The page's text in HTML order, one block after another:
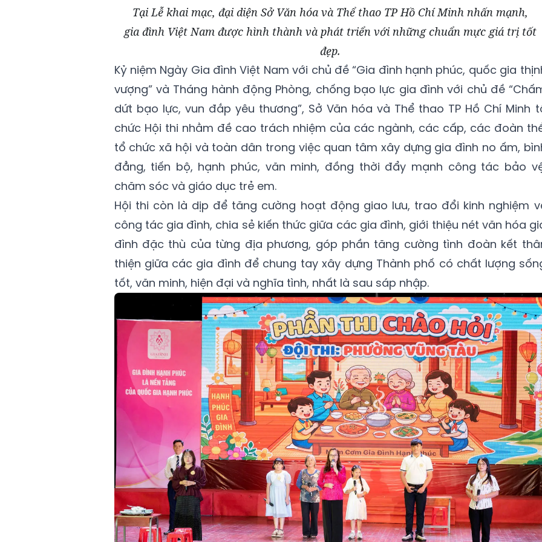
Tại Lễ khai mạc, đại diện Sở Văn hóa và Thể thao TP Hồ Chí Minh nhấn mạnh,
gia đình Việt Nam được hình thành và phát triển với những chuẩn mực giá trị tốt
đẹp.
Kỷ niệm Ngày Gia đình Việt Nam với chủ đề “Gia đình hạnh phúc, quốc gia
vượng” và Tháng hành động Phòng, chống bạo lực gia đình với chủ đề
dứt bạo lực, vun đắp yêu thương”, Sở Văn hóa và Thể thao TP Hồ Chí Minh
chức Hội thi nhằm đề cao trách nhiệm của các ngành, các cấp, các đoàn
tổ chức xã hội và toàn dân trong việc quan tâm xây dựng gia đình no ấm,
đẳng, tiến bộ, hạnh phúc, văn minh, đồng thời đẩy mạnh công tác bảo
chăm sóc và giáo dục trẻ em.
Hội thi còn là dịp để tăng cường hoạt động giao lưu, trao đổi kinh nghiệm
công tác gia đình, chia sẻ kiến thức giữa các gia đình, giới thiệu nét văn hóa
đình đặc thù của từng địa phương, góp phần tăng cường tình đoàn kết
thiện giữa các gia đình để chung tay xây dựng Thành phố có chất lượng
tốt, văn minh, hiện đại và nghĩa tình, nhất là sau sáp nhập.